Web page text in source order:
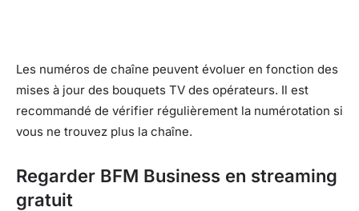
Les numéros de chaîne peuvent évoluer en fonction des
mises à jour des bouquets TV des opérateurs. Il est
recommandé de vérifier régulièrement la numérotation si
vous ne trouvez plus la chaîne.
Regarder BFM Business en streaming
gratuit